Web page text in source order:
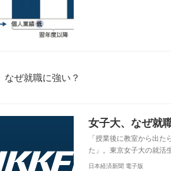
なぜ就職に強い？
女子大、なぜ就
「授業後に教室から出
た」。東京女子大の就活
日本経済新聞 電子版